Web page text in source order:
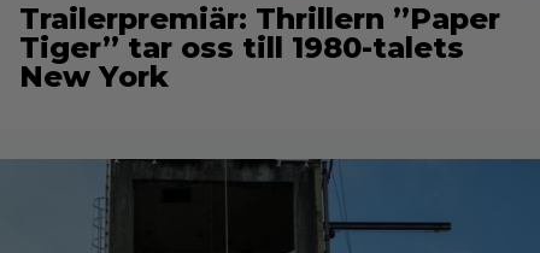
Trailerpremiär: Thrillern ”Paper
Tiger” tar oss till 1980-talets
New York